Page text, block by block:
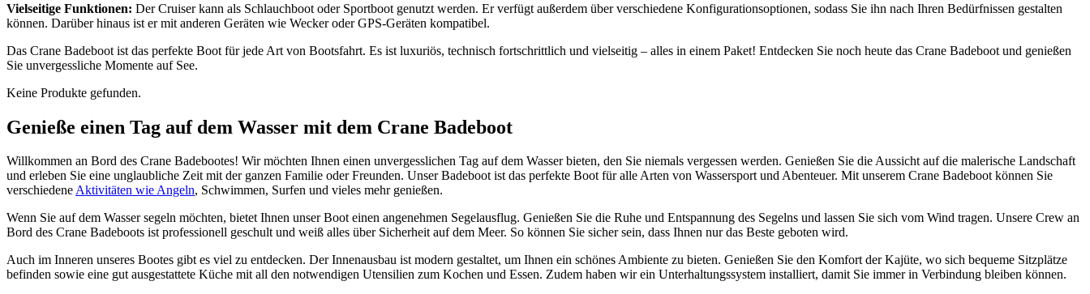
Vielseitige Funktionen: Der Cruiser kann als Schlauchboot oder Sportboot genutzt werden. Er verfügt außerdem über verschiedene Konfigurationsoptionen, sodass Sie ihn nach Ihren Bedürfnissen gestalten
können. Darüber hinaus ist er mit anderen Geräten wie Wecker oder GPS-Geräten kompatibel.
Das Crane Badeboot ist das perfekte Boot für jede Art von Bootsfahrt. Es ist luxuriös, technisch fortschrittlich und vielseitig – alles in einem Paket! Entdecken Sie noch heute das Crane Badeboot und genießen
Sie unvergessliche Momente auf See.
Keine Produkte gefunden.
Genieße einen Tag auf dem Wasser mit dem Crane Badeboot
Willkommen an Bord des Crane Badebootes! Wir möchten Ihnen einen unvergesslichen Tag auf dem Wasser bieten, den Sie niemals vergessen werden. Genießen Sie die Aussicht auf die malerische Landschaft
und erleben Sie eine unglaubliche Zeit mit der ganzen Familie oder Freunden. Unser Badeboot ist das perfekte Boot für alle Arten von Wassersport und Abenteuer. Mit unserem Crane Badeboot können Sie
verschiedeneAktivitäten wie Angeln, Schwimmen, Surfen und vieles mehr genießen.
Wenn Sie auf dem Wasser segeln möchten, bietet Ihnen unser Boot einen angenehmen Segelausflug. Genießen Sie die Ruhe und Entspannung des Segelns und lassen Sie sich vom Wind tragen. Unsere Crew an
Bord des Crane Badeboots ist professionell geschult und weiß alles über Sicherheit auf dem Meer. So können Sie sicher sein, dass Ihnen nur das Beste geboten wird.
Auch im Inneren unseres Bootes gibt es viel zu entdecken. Der Innenausbau ist modern gestaltet, um Ihnen ein schönes Ambiente zu bieten. Genießen Sie den Komfort der Kajüte, wo sich bequeme Sitzplätze
befinden sowie eine gut ausgestattete Küche mit all den notwendigen Utensilien zum Kochen und Essen. Zudem haben wir ein Unterhaltungssystem installiert, damit Sie immer in Verbindung bleiben können.